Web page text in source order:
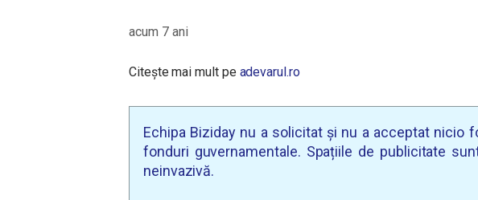
acum 7 ani
Citește mai mult pe adevarul.ro
Echipa Biziday nu a solicitat și nu a acceptat nicio
fonduri guvernamentale. Spațiile de publicitate
neinvazivă.